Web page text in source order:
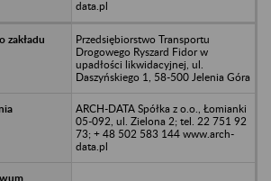
data.pl
Przedsiębiorstwo Transportu
Drogowego Ryszard Fidor w
upadłości likwidacyjnej, ul.
Daszyńskiego 1, 58-500 Jelenia Góra
ARCH-DATA Spółka z o.o., Łomianki
05-092, ul. Zielona 2; tel. 22 751 92
73; + 48 502 583 144 www.arch-
data.pl